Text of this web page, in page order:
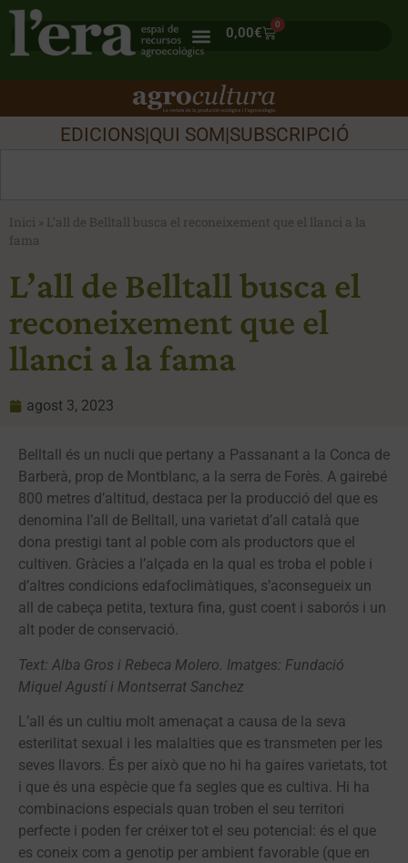
0,00€
0
EDICIONS|QUI SOM|SUBSCRIPCIÓ
Inici » L’all de Belltall busca el reconeixement que el llanci a la
fama
L’all de Belltall busca el
reconeixement que el
llanci a la fama
agost 3, 2023
Belltall és un nucli que pertany a Passanant a la Conca de
Barberà, prop de Montblanc, a la serra de Forès. A gairebé
800 metres d’altitud, destaca per la producció del que es
denomina l’all de Belltall, una varietat d’all català que
dona prestigi tant al poble com als productors que el
cultiven. Gràcies a l’alçada en la qual es troba el poble i
d’altres condicions edafoclimàtiques, s’aconsegueix un
all de cabeça petita, textura fina, gust coent i saborós i un
alt poder de conservació.
Text: Alba Gros i Rebeca Molero. Imatges: Fundació
Miquel Agustí i Montserrat Sanchez
L’all és un cultiu molt amenaçat a causa de la seva
esterilitat sexual i les malalties que es transmeten per les
seves llavors. És per això que no hi ha gaires varietats, tot
i que és una espècie que fa segles que es cultiva. Hi ha
combinacions especials quan troben el seu territori
perfecte i poden fer créixer tot el seu potencial: és el que
es coneix com a genotip per ambient favorable (que en